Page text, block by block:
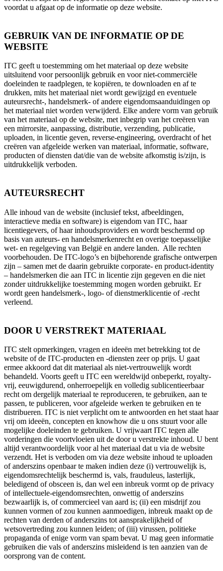
voordat u afgaat op de informatie op deze website.
GEBRUIK VAN DE INFORMATIE OP DE
WEBSITE
ITC geeft u toestemming om het materiaal op deze website
uitsluitend voor persoonlijk gebruik en voor niet-commerciële
doeleinden te raadplegen, te kopiëren, te downloaden en af te
drukken, mits het materiaal niet wordt gewijzigd en eventuele
auteursrecht-, handelsmerk- of andere eigendomsaanduidingen op
het materiaal niet worden verwijderd. Elke andere vorm van gebruik
van het materiaal op de website, met inbegrip van het creëren van
een mirrorsite, aanpassing, distributie, verzending, publicatie,
uploaden, in licentie geven, reverse-engineering, overdracht of het
creëren van afgeleide werken van materiaal, informatie, software,
producten of diensten dat/die van de website afkomstig is/zijn, is
uitdrukkelijk verboden.
AUTEURSRECHT
Alle inhoud van de website (inclusief tekst, afbeeldingen,
interactieve media en software) is eigendom van ITC, haar
licentiegevers, of haar inhoudsproviders en wordt beschermd op
basis van auteurs- en handelsmerkenrecht en overige toepasselijke
wet- en regelgeving van België en andere landen. Alle rechten
voorbehouden. De ITC-logo’s en bijbehorende grafische ontwerpen
zijn – samen met de daarin gebruikte corporate- en product-identity
– handelsmerken die aan ITC in licentie zijn gegeven en die niet
zonder uitdrukkelijke toestemming mogen worden gebruikt. Er
wordt geen handelsmerk-, logo- of dienstmerklicentie of -recht
verleend.
DOOR U VERSTREKT MATERIAAL
ITC stelt opmerkingen, vragen en ideeën met betrekking tot de
website of de ITC-producten en -diensten zeer op prijs. U gaat
ermee akkoord dat dit materiaal als niet-vertrouwelijk wordt
behandeld. Voorts geeft u ITC een wereldwijd onbeperkt, royalty-
vrij, eeuwigdurend, onherroepelijk en volledig sublicentieerbaar
recht om dergelijk materiaal te reproduceren, te gebruiken, aan te
passen, te publiceren, voor afgeleide werken te gebruiken en te
distribueren. ITC is niet verplicht om te antwoorden en het staat haar
vrij om ideeën, concepten en knowhow die u ons stuurt voor alle
mogelijke doeleinden te gebruiken. U vrijwaart ITC tegen alle
vorderingen die voortvloeien uit de door u verstrekte inhoud. U bent
altijd verantwoordelijk voor al het materiaal dat u via de website
verzendt. Het is verboden om via deze website inhoud te uploaden
of anderszins openbaar te maken indien deze (i) vertrouwelijk is,
eigendomsrechtelijk beschermd is, vals, frauduleus, lasterlijk,
beledigend of obsceen is, dan wel een inbreuk vormt op de privacy
of intellectuele-eigendomsrechten, onwettig of anderszins
bezwaarlijk is, of commercieel van aard is; (ii) een misdrijf zou
kunnen vormen of zou kunnen aanmoedigen, inbreuk maakt op de
rechten van derden of anderszins tot aansprakelijkheid of
wetsovertreding zou kunnen leiden; of (iii) virussen, politieke
propaganda of enige vorm van spam bevat. U mag geen informatie
gebruiken die vals of anderszins misleidend is ten aanzien van de
oorsprong van de content.